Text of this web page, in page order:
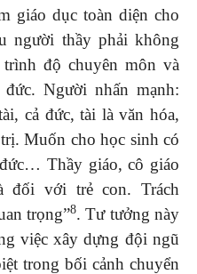
giáo dục toàn diện cho
người thầy phải không
độ chuyên môn và
Người nhấn mạnh:
cả đức, tài là văn hóa,
Muốn cho học sinh có
Thầy giáo, cô giáo
đối với trẻ con. Trách
trọng”8. Tư tưởng này
việc xây dựng đội ngũ
trong bối cảnh chuyển